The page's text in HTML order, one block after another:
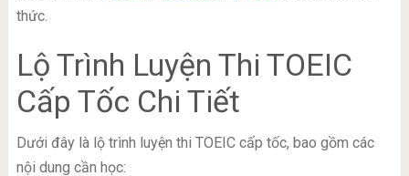
thức.
Lộ Trình Luyện Thi TOEIC
Cấp Tốc Chi Tiết
Dưới đây là lộ trình luyện thi TOEIC cấp tốc, bao gồm các
nội dung cần học: